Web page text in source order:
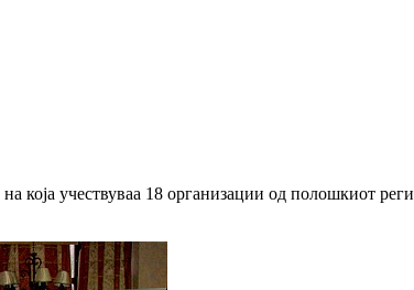
учествуваа 18 организации од полошкиот